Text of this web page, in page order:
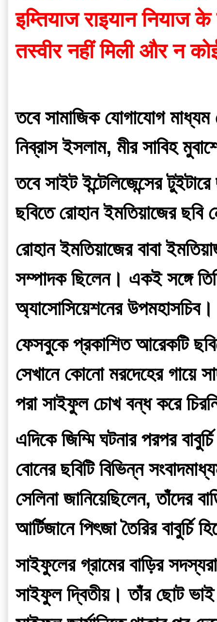
इम्तियाज राइयान नियाज
तस्वीर नहीं मिली और न
তবে সামাজিক যোগাযোগ মাধ্যম
নিব্রাস ইসলাম, মীর সাবিহ
তবে সাইট ইন্টেলিজেন্সের
ছবিতে রোহান ইমতিয়াজের ছবি
রোহান ইমতিয়াজের বাবা
সম্পাদক ছিলেন। একই সঙ্গে
অ্যাসোসিয়েশনের উপমহাসচিব।
ফেসবুকে প্রকাশিত আরেকটি
সেখানে কোনো মরদেহের গায়ে
পরা সাইফুল চোখ বন্ধ করে
এদিকে জিম্মি ঘটনার পরপর
বোনের ছবিটি বিভিন্ন
সেলিনা জানিয়েছিলেন, তাঁদের
আর্টিজানে পিৎজা তৈরির বাবুর্চি
সাইফুলের গ্রামের বাড়ির
সাইফুল দ্বিতীয়। তাঁর ছোট ভাই